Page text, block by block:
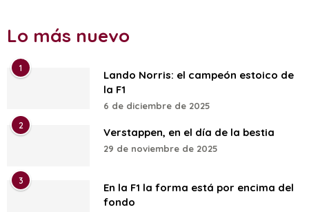
Lo más nuevo
1
Lando Norris: el campeón estoico de
la F1
6 de diciembre de 2025
2
Verstappen, en el día de la bestia
29 de noviembre de 2025
3
En la F1 la forma está por encima del
fondo